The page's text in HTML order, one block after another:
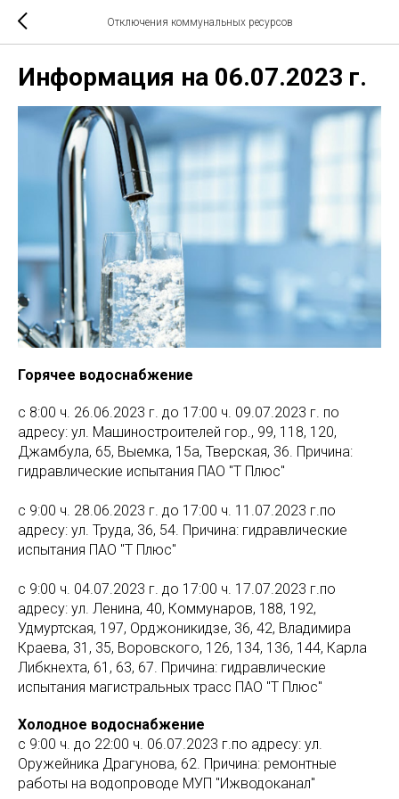
Отключения коммунальных ресурсов
Информация на 06.07.2023 г.
Горячее водоснабжение
с 8:00 ч. 26.06.2023 г. до 17:00 ч. 09.07.2023 г. по
адресу: ул. Машиностроителей гор., 99, 118, 120,
Джамбула, 65, Выемка, 15а, Тверская, 36. Причина:
гидравлические испытания ПАО "Т Плюс"
с 9:00 ч. 28.06.2023 г. до 17:00 ч. 11.07.2023 г.по
адресу: ул. Труда, 36, 54. Причина: гидравлические
испытания ПАО "Т Плюс"
с 9:00 ч. 04.07.2023 г. до 17:00 ч. 17.07.2023 г.по
адресу: ул. Ленина, 40, Коммунаров, 188, 192,
Удмуртская, 197, Орджоникидзе, 36, 42, Владимира
Краева, 31, 35, Воровского, 126, 134, 136, 144, Карла
Либкнехта, 61, 63, 67. Причина: гидравлические
испытания магистральных трасс ПАО "Т Плюс"
Холодное водоснабжение
с 9:00 ч. до 22:00 ч. 06.07.2023 г.по адресу: ул.
Оружейника Драгунова, 62. Причина: ремонтные
работы на водопроводе МУП "Ижводоканал"